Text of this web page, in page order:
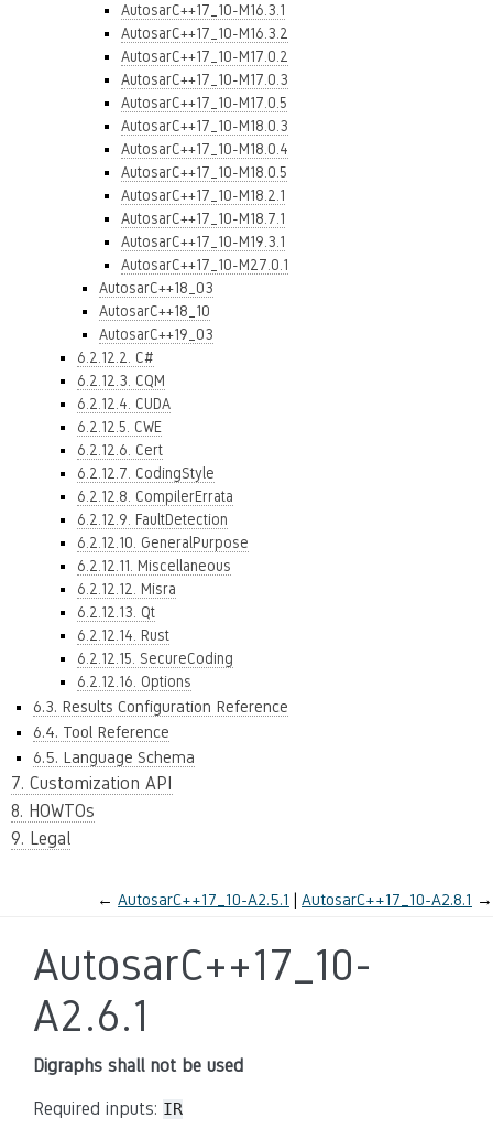
AutosarC++17_10-M16.3.1
AutosarC++17_10-M16.3.2
AutosarC++17_10-M17.0.2
AutosarC++17_10-M17.0.3
AutosarC++17_10-M17.0.5
AutosarC++17_10-M18.0.3
AutosarC++17_10-M18.0.4
AutosarC++17_10-M18.0.5
AutosarC++17_10-M18.2.1
AutosarC++17_10-M18.7.1
AutosarC++17_10-M19.3.1
AutosarC++17_10-M27.0.1
AutosarC++18_03
AutosarC++18_10
AutosarC++19_03
6.2.12.2. C#
6.2.12.3. CQM
6.2.12.4. CUDA
6.2.12.5. CWE
6.2.12.6. Cert
6.2.12.7. CodingStyle
6.2.12.8. CompilerErrata
6.2.12.9. FaultDetection
6.2.12.10. GeneralPurpose
6.2.12.11. Miscellaneous
6.2.12.12. Misra
6.2.12.13. Qt
6.2.12.14. Rust
6.2.12.15. SecureCoding
6.2.12.16. Options
6.3. Results Configuration Reference
6.4. Tool Reference
6.5. Language Schema
7. Customization API
8. HOWTOs
9. Legal
← AutosarC++17_10-A2.5.1 AutosarC++17_10-A2.8.1 →
AutosarC++17_10-
A2.6.1
Digraphs shall not be used
Required inputs: IR